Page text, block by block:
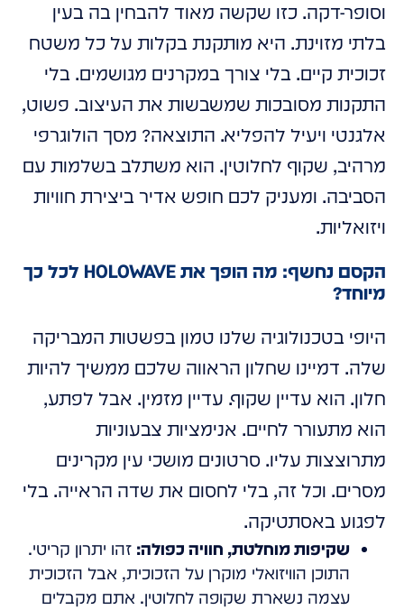
וסופר-דקה. כזו שקשה מאוד להבחין בה בעין
בלתי מזוינת. היא מותקנת בקלות על כל משטח
זכוכית קיים. בלי צורך במקרנים מגושמים. בלי
התקנות מסובכות שמשבשות את העיצוב. פשוט,
אלגנטי ויעיל להפליא. התוצאה? מסך הולוגרפי
מרהיב, שקוף לחלוטין. הוא משתלב בשלמות עם
הסביבה. ומעניק לכם חופש אדיר ביצירת חוויות
ויזואליות.
הקסם נחשף: מה הופך את HOLOWAVE לכל כך
מיוחד?
היופי בטכנולוגיה שלנו טמון בפשטות המבריקה
שלה. דמיינו שחלון הראווה שלכם ממשיך להיות
חלון. הוא עדיין שקוף. עדיין מזמין. אבל לפתע,
הוא מתעורר לחיים. אנימציות צבעוניות
מתרוצצות עליו. סרטונים מושכי עין מקרינים
מסרים. וכל זה, בלי לחסום את שדה הראייה. בלי
לפגוע באסתטיקה.
שקיפות מוחלטת, חוויה כפולה: זהו יתרון קריטי.
התוכן הוויזואלי מוקרן על הזכוכית, אבל הזכוכית
עצמה נשארת שקופה לחלוטין. אתם מקבלים